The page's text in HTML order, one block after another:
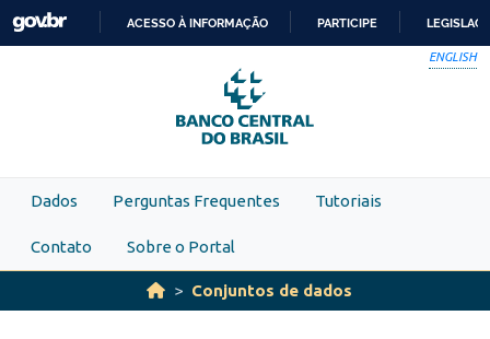
Skip to main content
PARA
O
CONTEÚDO
ACESSO À INFORMAÇÃO PARTICIPE
ENGLISH
Dados Perguntas Frequentes Tutoriais
Contato Sobre o Portal
Conjuntos de dados